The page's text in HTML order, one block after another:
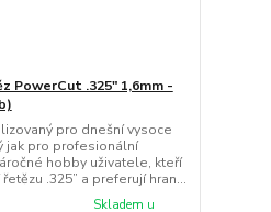
PowerCut .325" 1,6mm -
pro dnešní vysoce
jak pro profesionální
hobby uživatele, kteří
.325” a preferují hran...
Skladem u